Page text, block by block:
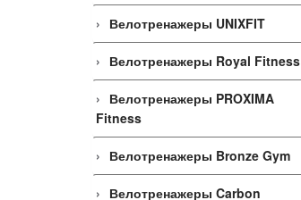
Велотренажеры UNIXFIT
Велотренажеры Royal Fitness
Велотренажеры PROXIMA
Fitness
Велотренажеры Bronze Gym
Велотренажеры Carbon